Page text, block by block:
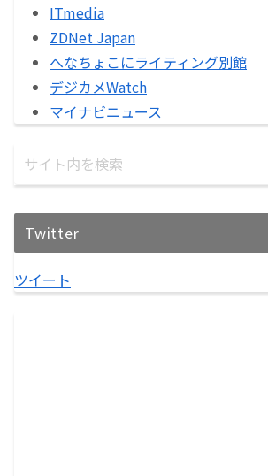
ITmedia
ZDNet Japan
へなちょこにライティング別館
デジカメWatch
マイナビニュース
Twitter
ツイート